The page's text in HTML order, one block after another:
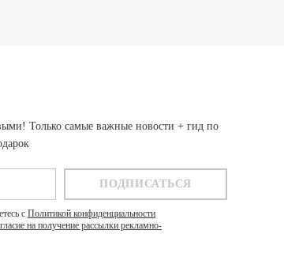
Только самые важные новости + гид по
с Политикой конфиденциальности
на получение рассылки рекламно-